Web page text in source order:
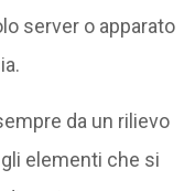
server o apparato
da un rilievo
elementi che si